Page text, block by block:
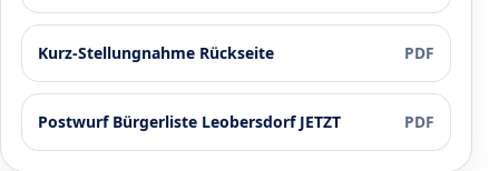
Kurz-Stellungnahme Rückseite PDF
Postwurf Bürgerliste Leobersdorf JETZT PDF